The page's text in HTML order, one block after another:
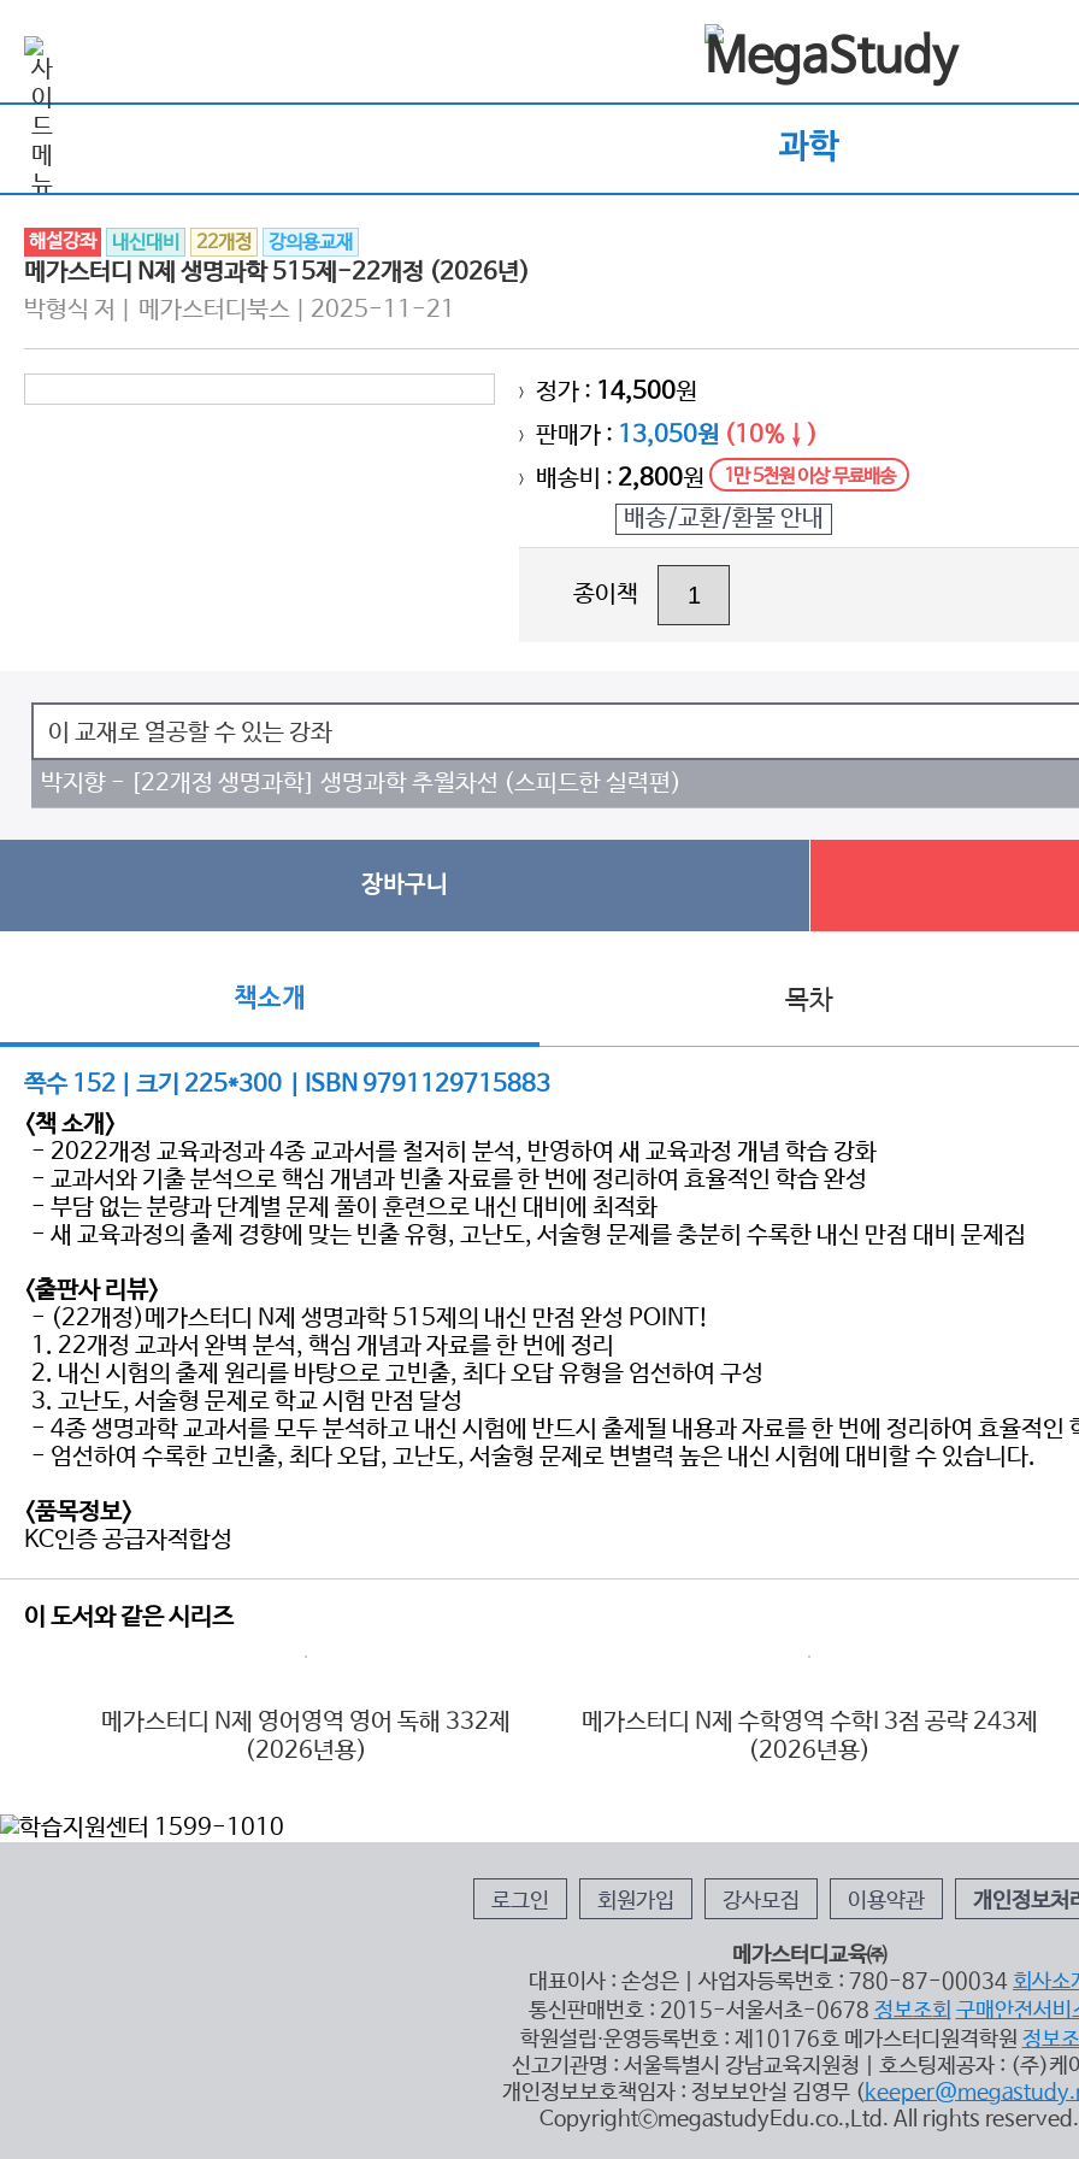
과학
해설강좌 내신대비 22개정 강의용교재
메가스터디 N제 생명과학 515제-22개정 (2026년)
박형식 저 | 메가스터디북스 | 2025-11-21
> 정가 : 14,500원
> 판매가 : 13,050원 (10%↓)
> 배송비 : 2,800원 1만 5천원 이상 무료배송
배송/교환/환불 안내
종이책
이 교재로 열공할 수 있는 강좌
박지향 - [22개정 생명과학] 생명과학 추월차선 (스피드한 실력편)
장바구니
책소개 목차
쪽수 152 | 크기 225*300 | ISBN 9791129715883
<책 소개>
- 2022개정 교육과정과 4종 교과서를 철저히 분석, 반영하여 새 교육과정 개념 학습 강화
- 교과서와 기출 분석으로 핵심 개념과 빈출 자료를 한 번에 정리하여 효율적인 학습 완성
- 부담 없는 분량과 단계별 문제 풀이 훈련으로 내신 대비에 최적화
- 새 교육과정의 출제 경향에 맞는 빈출 유형, 고난도, 서술형 문제를 충분히 수록한 내신 만점 대비 문제집
<출판사 리뷰>
- (22개정)메가스터디 N제 생명과학 515제의 내신 만점 완성 POINT!
1. 22개정 교과서 완벽 분석, 핵심 개념과 자료를 한 번에 정리
2. 내신 시험의 출제 원리를 바탕으로 고빈출, 최다 오답 유형을 엄선하여 구성
3. 고난도, 서술형 문제로 학교 시험 만점 달성
- 4종 생명과학 교과서를 모두 분석하고 내신 시험에 반드시 출제될 내용과 자료를 한 번에 정리하여 효율적인
- 엄선하여 수록한 고빈출, 최다 오답, 고난도, 서술형 문제로 변별력 높은 내신 시험에 대비할 수 있습니다.
<품목정보>
KC인증 공급자적합성
이 도서와 같은 시리즈
메가스터디 N제 영어영역 영어 독해 332제
(2026년용)
메가스터디 N제 수학영역 수학I 3점 공략 243제
(2026년용)
로그인 회원가입 강사모집 이용약관 개인정보처
메가스터디교육㈜
대표이사 : 손성은 | 사업자등록번호 : 780-87-00034 회사소
통신판매번호 : 2015-서울서초-0678 정보조회 구매안전서비
학원설립∙운영등록번호 : 제10176호 메가스터디원격학원 정보
신고기관명 : 서울특별시 강남교육지원청 | 호스팅제공자 : (주)케
개인정보보호책임자 : 정보보안실 김영무 (
CopyrightⓒmegastudyEdu.co.,Ltd. All rights reserved.